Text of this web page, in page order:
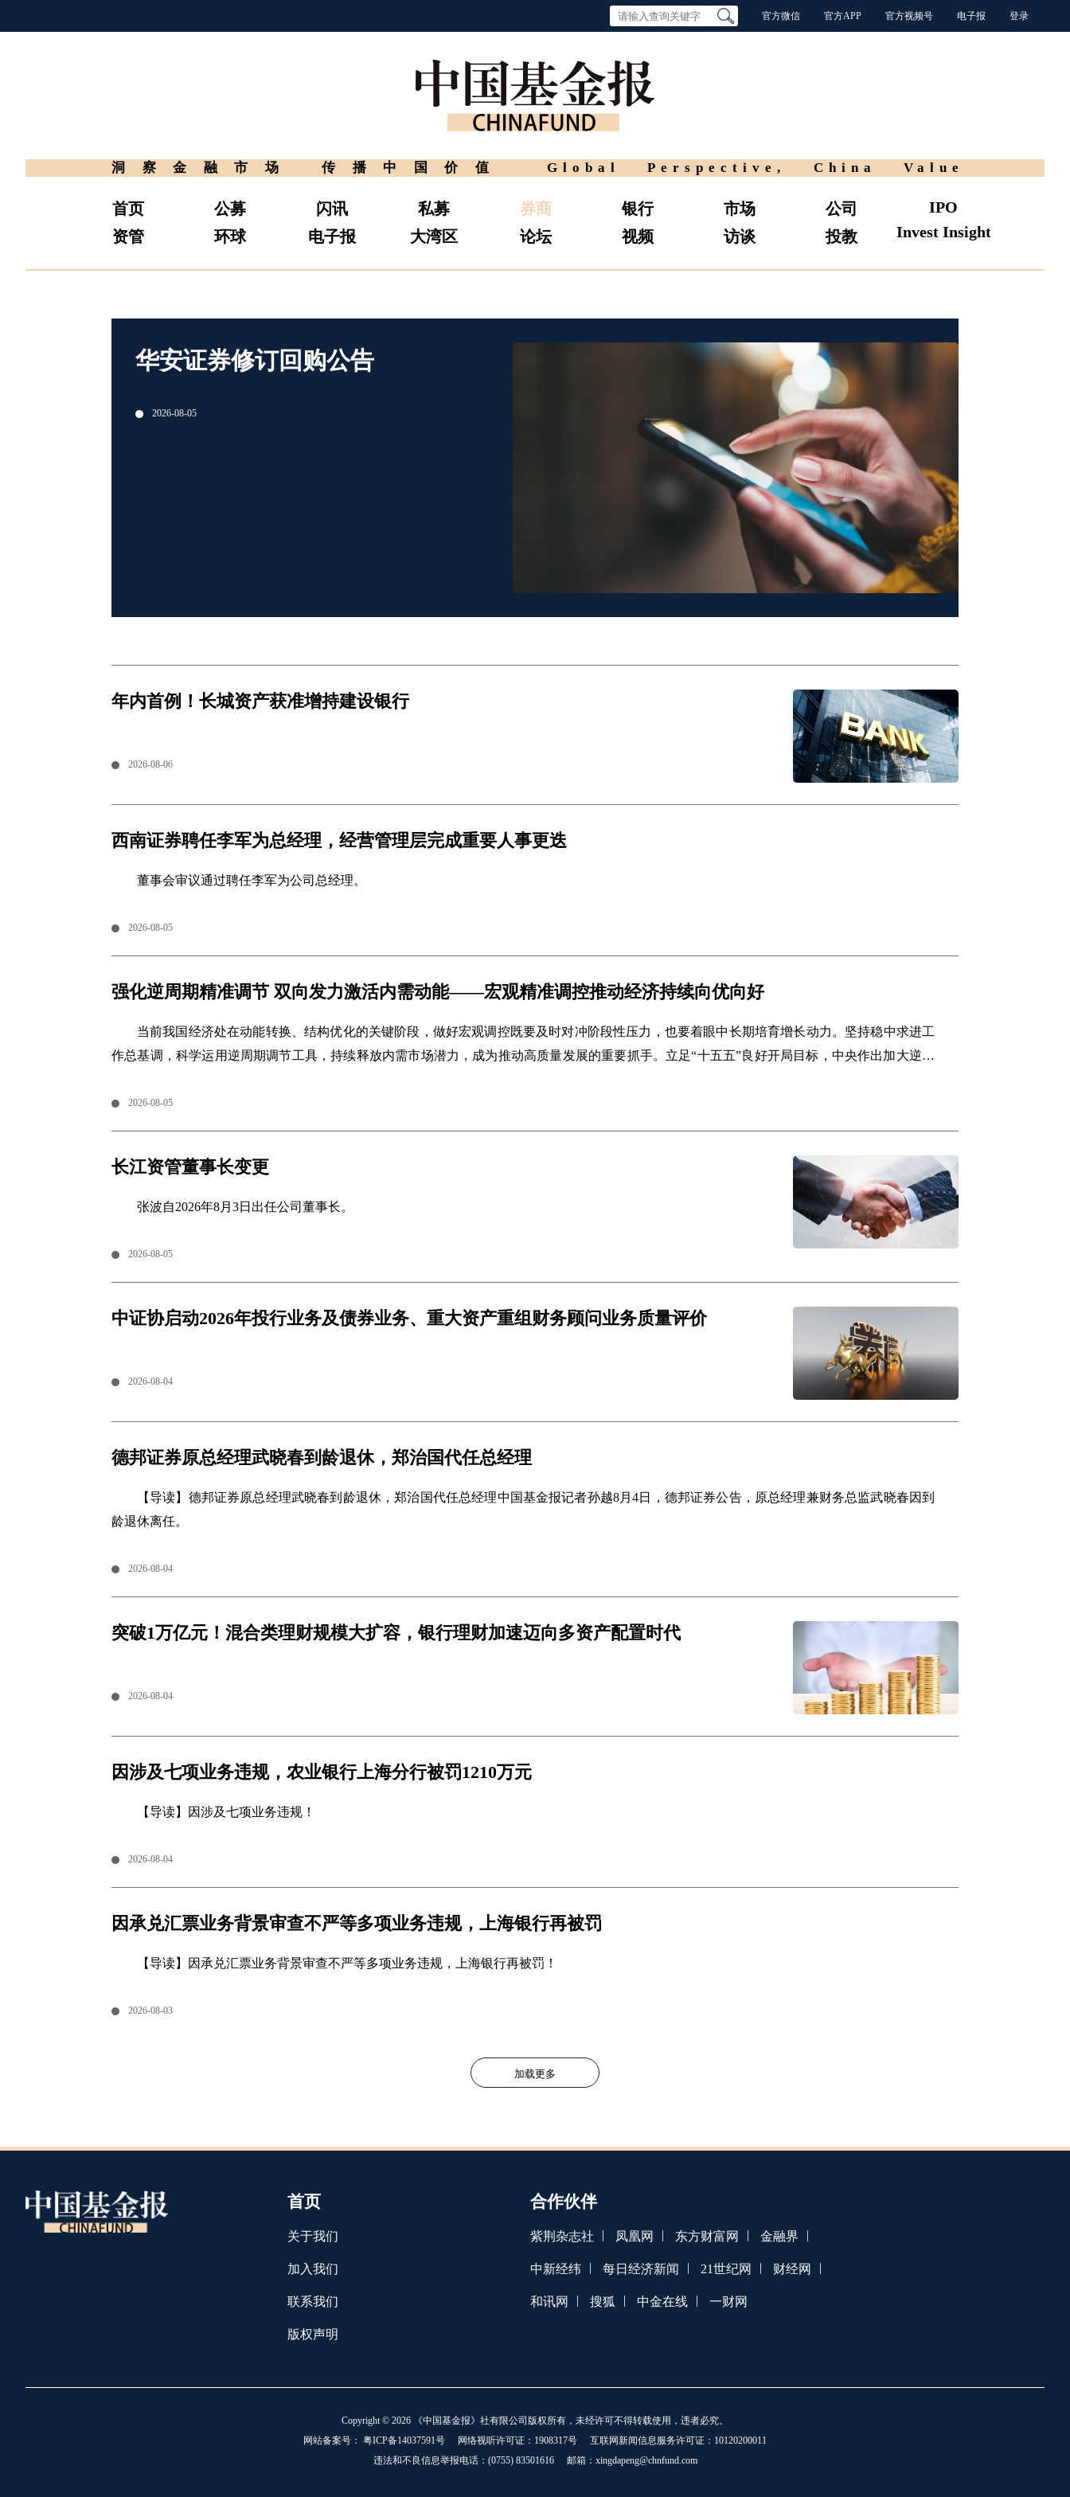
官方微信 官方APP 官方视频号 电子报 登录
洞察金融市场 传播中国价值 Global Perspective, China Value
首页
资管
公募
环球
闪讯
电子报
私募
大湾区
券商
论坛
银行
视频
市场
访谈
公司
投教
IPO
Invest Insight
华安证券修订回购公告
2026-08-05
年内首例！长城资产获准增持建设银行
2026-08-06
西南证券聘任李军为总经理，经营管理层完成重要人事更迭
董事会审议通过聘任李军为公司总经理。
2026-08-05
强化逆周期精准调节 双向发力激活内需动能——宏观精准调控推动经济持续向优向好
当前我国经济处在动能转换、结构优化的关键阶段，做好宏观调控既要及时对冲阶段性压力，也要着眼中长期培育增长动力。坚持稳中求进工
作总基调，科学运用逆周期调节工具，持续释放内需市场潜力，成为推动高质量发展的重要抓手。立足“十五五”良好开局目标，中央作出加大逆周
型任务，彰显宏观治理的前瞻性、精准性，是新时代宏观调控思路一脉相承、与时俱进的生动体现。
2026-08-05
长江资管董事长变更
张波自2026年8月3日出任公司董事长。
2026-08-05
中证协启动2026年投行业务及债券业务、重大资产重组财务顾问业务质量评价
2026-08-04
德邦证券原总经理武晓春到龄退休，郑治国代任总经理
【导读】德邦证券原总经理武晓春到龄退休，郑治国代任总经理中国基金报记者孙越8月4日，德邦证券公告，原总经理兼财务总监武晓春因到
龄退休离任。
2026-08-04
突破1万亿元！混合类理财规模大扩容，银行理财加速迈向多资产配置时代
2026-08-04
因涉及七项业务违规，农业银行上海分行被罚1210万元
【导读】因涉及七项业务违规！
2026-08-04
因承兑汇票业务背景审查不严等多项业务违规，上海银行再被罚
【导读】因承兑汇票业务背景审查不严等多项业务违规，上海银行再被罚！
2026-08-03
加载更多
首页
关于我们
加入我们
联系我们
版权声明
合作伙伴
紫荆杂志社 | 凤凰网 | 东方财富网 | 金融界 |
中新经纬 | 每日经济新闻 | 21世纪网 | 财经网 |
和讯网 | 搜狐 | 中金在线 | 一财网
Copyright © 2026 《中国基金报》社有限公司版权所有，未经许可不得转载使用，违者必究。
网站备案号： 粤ICP备14037591号 网络视听许可证：1908317号
互联网新闻信息服务许可证：10120200011
违法和不良信息举报电话：(0755) 83501616
邮箱：xingdapeng@chnfund.com